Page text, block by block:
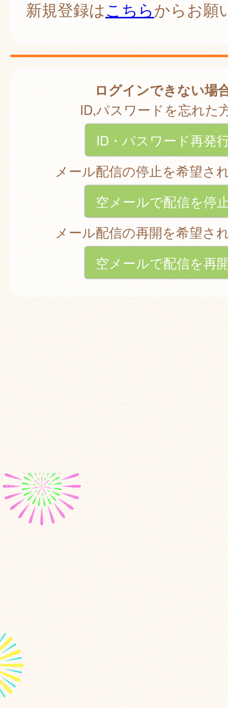
新規登録はこちらからお願
ログインできない場
ID,パスワードを忘れた
ID・パスワード再発
メール配信の停止を希望さ
空メールで配信を停
メール配信の再開を希望さ
空メールで配信を再